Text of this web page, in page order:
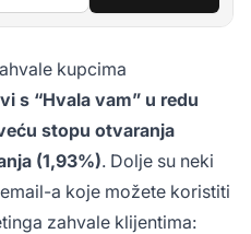
kupcima
s “Hvala vam” u redu
stopu otvaranja
(1,93%). Dolje su neki
a koje možete koristiti
zahvale klijentima: